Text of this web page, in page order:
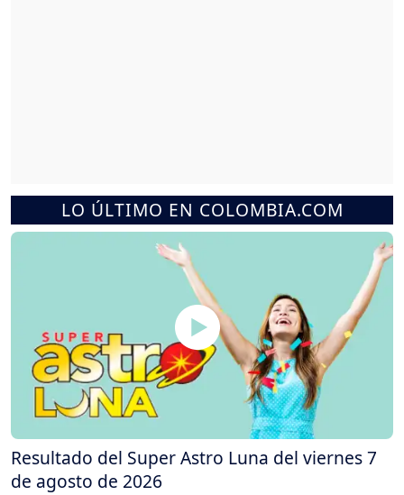
LO ÚLTIMO EN COLOMBIA.COM
Resultado del Super Astro Luna del viernes 7
de agosto de 2026